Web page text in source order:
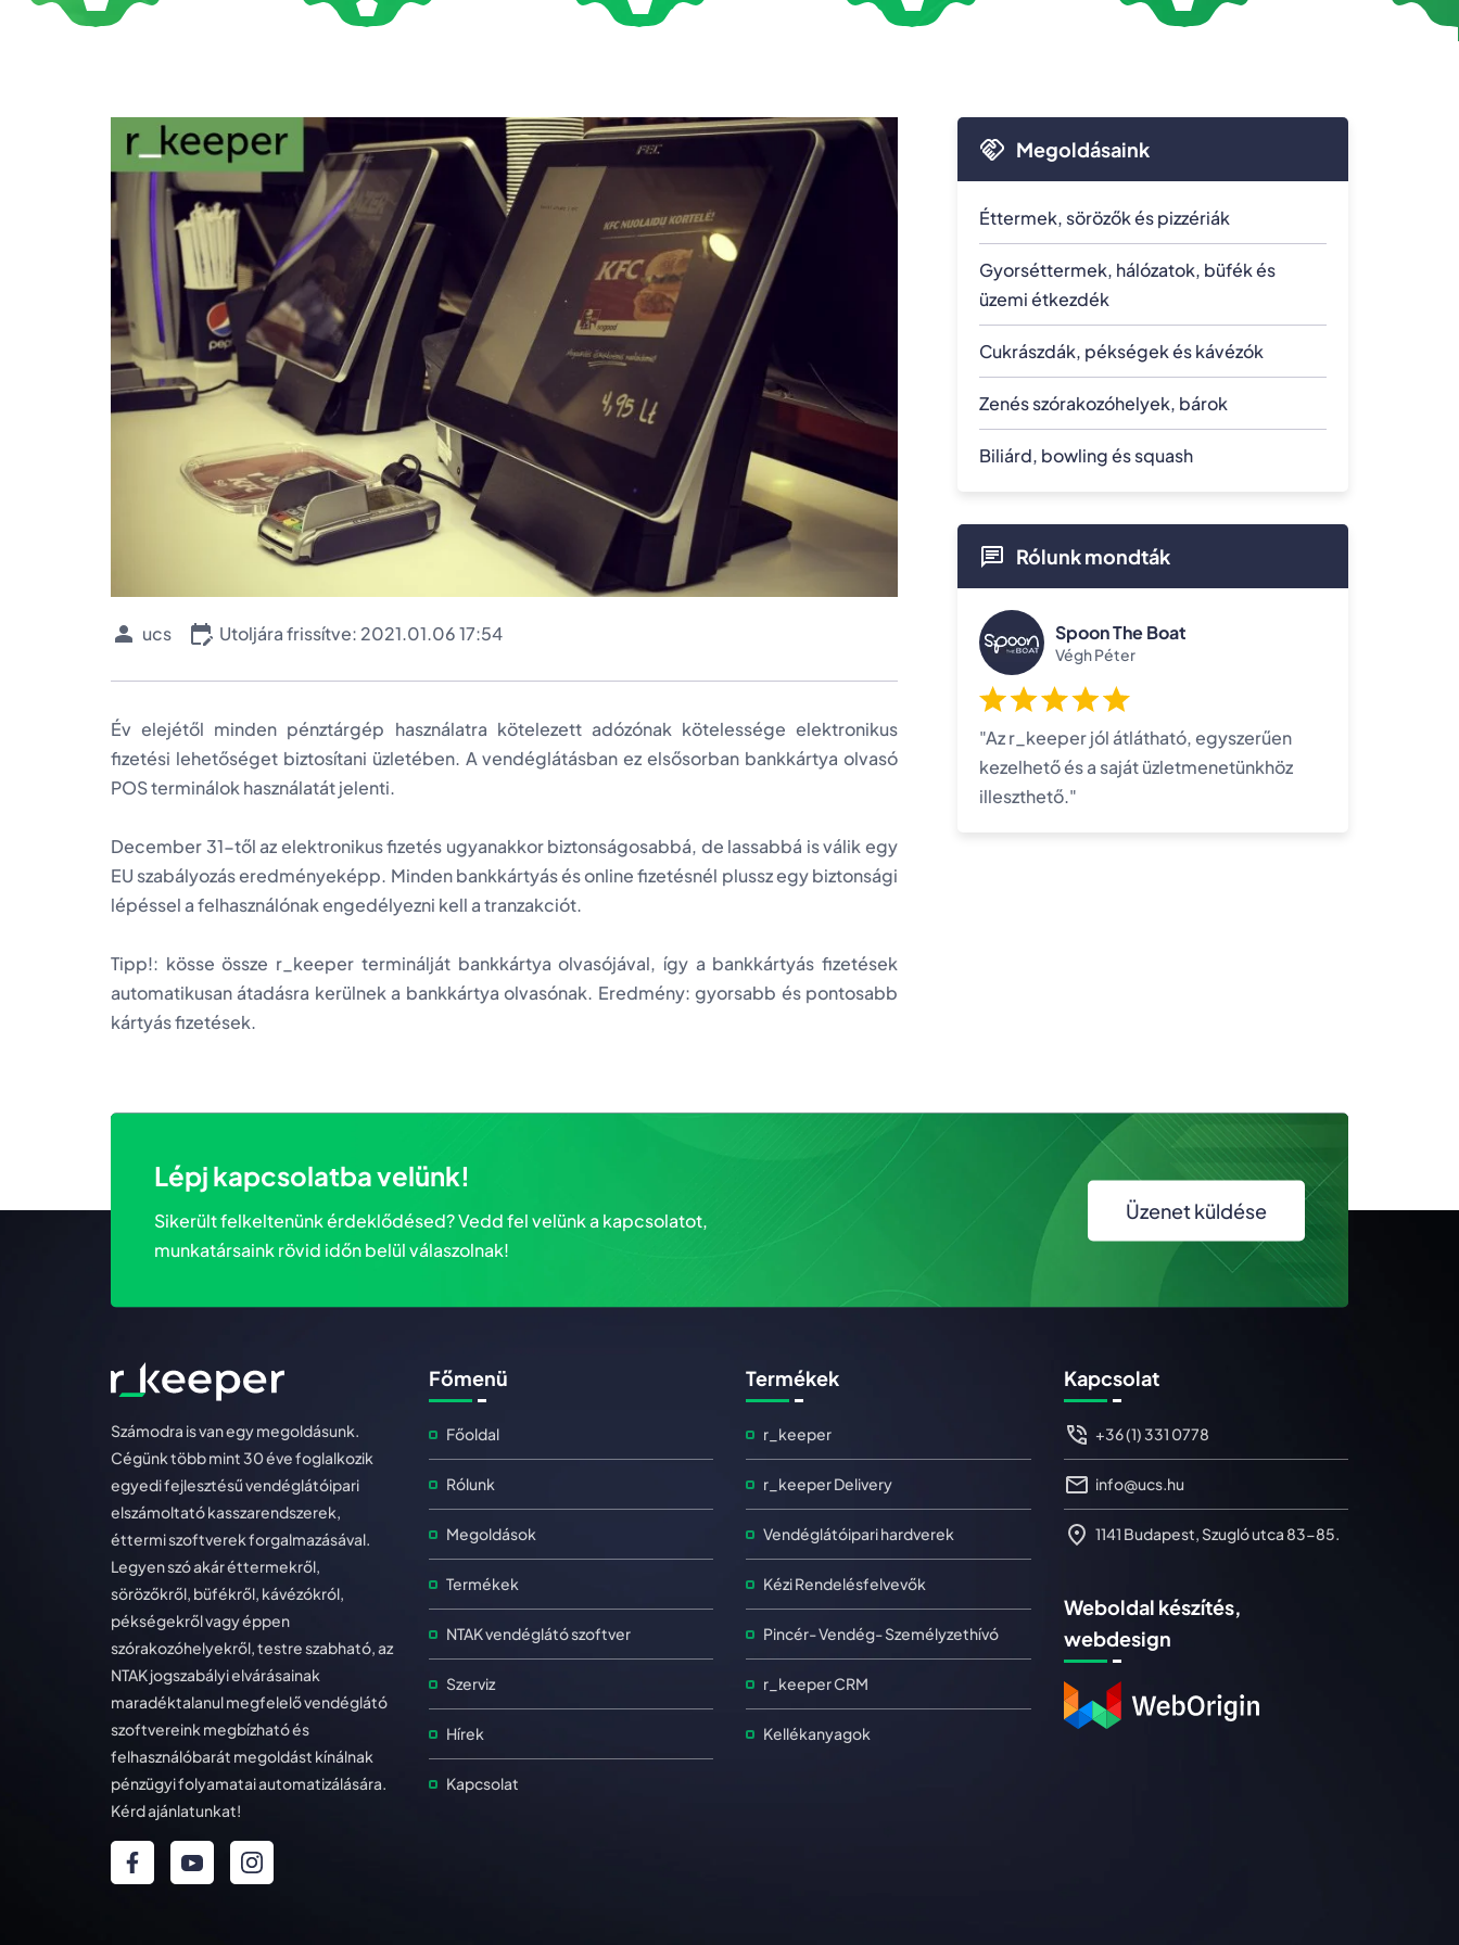
ucs Utoljára frissítve: 2021.01.06 17:54
Év elejétől minden pénztárgép használatra kötelezett adózónak kötelessége elektronikus
fizetési lehetőséget biztosítani üzletében. A vendéglátásban ez elsősorban bankkártya olvasó
POS terminálok használatát jelenti.
December 31-től az elektronikus fizetés ugyanakkor biztonságosabbá, de lassabbá is válik egy
EU szabályozás eredményeképp. Minden bankkártyás és online fizetésnél plussz egy biztonsági
lépéssel a felhasználónak engedélyezni kell a tranzakciót.
Tipp!: kösse össze r_keeper terminálját bankkártya olvasójával, így a bankkártyás fizetések
automatikusan átadásra kerülnek a bankkártya olvasónak. Eredmény: gyorsabb és pontosabb
kártyás fizetések.
Megoldásaink
Éttermek, sörözők és pizzériák
Gyorséttermek, hálózatok, büfék és
üzemi étkezdék
Cukrászdák, pékségek és kávézók
Zenés szórakozóhelyek, bárok
Biliárd, bowling és squash
Rólunk mondták
Spoon The Boat
Végh Péter
"Az r_keeper jól átlátható, egyszerűen
kezelhető és a saját üzletmenetünkhöz
illeszthető."
Lépj kapcsolatba velünk!
Sikerült felkeltenünk érdeklődésed? Vedd fel velünk a kapcsolatot,
munkatársaink rövid időn belül válaszolnak!
Üzenet küldése
Számodra is van egy megoldásunk.
Cégünk több mint 30 éve foglalkozik
egyedi fejlesztésű vendéglátóipari
elszámoltató kasszarendszerek,
éttermi szoftverek forgalmazásával.
Legyen szó akár éttermekről,
sörözőkről, büfékről, kávézókról,
pékségekről vagy éppen
szórakozóhelyekről, testre szabható, az
NTAK jogszabályi elvárásainak
maradéktalanul megfelelő vendéglátó
szoftvereink megbízható és
felhasználóbarát megoldást kínálnak
pénzügyi folyamatai automatizálására.
Kérd ajánlatunkat!
Főmenü
Főoldal
Rólunk
Megoldások
Termékek
NTAK vendéglátó szoftver
Szerviz
Hírek
Kapcsolat
Termékek
r_keeper
r_keeper Delivery
Vendéglátóipari hardverek
Kézi Rendelésfelvevők
Pincér- Vendég- Személyzethívó
r_keeper CRM
Kellékanyagok
Kapcsolat
+36 (1) 331 0778
info@ucs.hu
1141 Budapest, Szugló utca 83-85.
Weboldal készítés,
webdesign